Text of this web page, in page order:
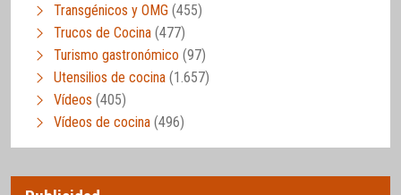
Transgénicos y OMG (455)
Trucos de Cocina (477)
Turismo gastronómico (97)
Utensilios de cocina (1.657)
Vídeos (405)
Vídeos de cocina (496)